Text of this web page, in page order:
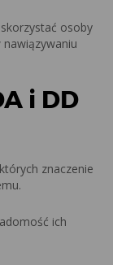
osoby
i DD
znaczenie
ich